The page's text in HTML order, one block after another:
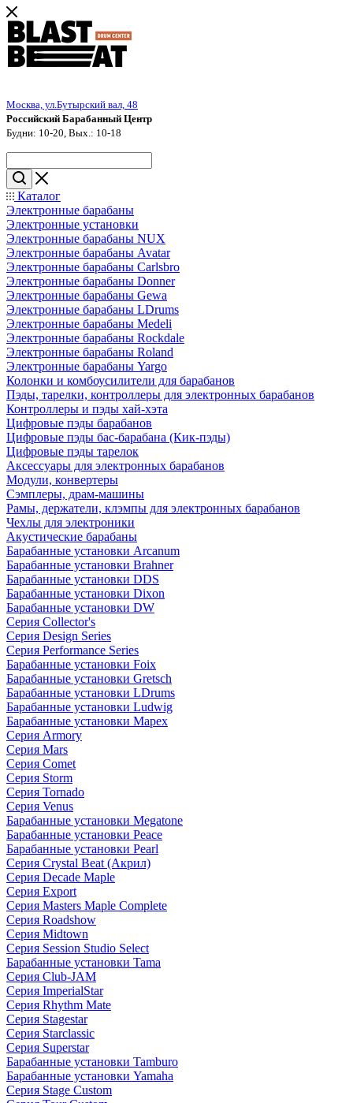
Москва, ул.Бутырский вал, 48
Российский Барабанный Центр
Будни: 10-20, Вых.: 10-18
Каталог
Электронные барабаны
Электронные установки
Электронные барабаны NUX
Электронные барабаны Avatar
Электронные барабаны Carlsbro
Электронные барабаны Donner
Электронные барабаны Gewa
Электронные барабаны LDrums
Электронные барабаны Medeli
Электронные барабаны Rockdale
Электронные барабаны Roland
Электронные барабаны Yargo
Колонки и комбоусилители для барабанов
Пэды, тарелки, контроллеры для электронных барабанов
Контроллеры и пэды хай-хэта
Цифровые пэды барабанов
Цифровые пэды бас-барабана (Кик-пэды)
Цифровые пэды тарелок
Аксессуары для электронных барабанов
Модули, конвертеры
Сэмплеры, драм-машины
Рамы, держатели, клэмпы для электронных барабанов
Чехлы для электроники
Акустические барабаны
Барабанные установки Arcanum
Барабанные установки Brahner
Барабанные установки DDS
Барабанные установки Dixon
Барабанные установки DW
Серия Collector's
Серия Design Series
Серия Performance Series
Барабанные установки Foix
Барабанные установки Gretsch
Барабанные установки LDrums
Барабанные установки Ludwig
Барабанные установки Mapex
Серия Armory
Серия Mars
Серия Comet
Серия Storm
Серия Tornado
Серия Venus
Барабанные установки Megatone
Барабанные установки Peace
Барабанные установки Pearl
Серия Crystal Beat (Акрил)
Серия Decade Maple
Серия Export
Серия Masters Maple Complete
Серия Roadshow
Серия Midtown
Серия Session Studio Select
Барабанные установки Tama
Серия Club-JAM
Серия ImperialStar
Серия Rhythm Mate
Серия Stagestar
Серия Starclassic
Серия Superstar
Барабанные установки Tamburo
Барабанные установки Yamaha
Серия Stage Custom